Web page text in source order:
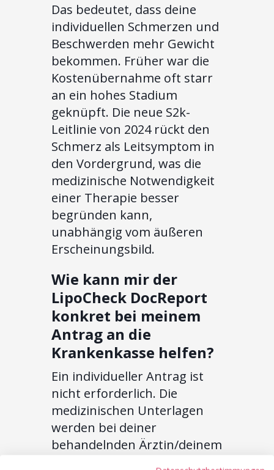
Das bedeutet, dass deine
individuellen Schmerzen und
Beschwerden mehr Gewicht
bekommen. Früher war die
Kostenübernahme oft starr
an ein hohes Stadium
geknüpft. Die neue S2k-
Leitlinie von 2024 rückt den
Schmerz als Leitsymptom in
den Vordergrund, was die
medizinische Notwendigkeit
einer Therapie besser
begründen kann,
unabhängig vom äußeren
Erscheinungsbild.
Wie kann mir der
LipoCheck DocReport
konkret bei meinem
Antrag an die
Krankenkasse helfen?
Ein individueller Antrag ist
nicht erforderlich. Die
medizinischen Unterlagen
werden bei deiner
behandelnden Ärztin/deinem